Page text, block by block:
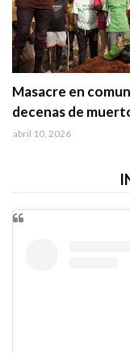
Masacre en
decenas de
abril 10, 2026